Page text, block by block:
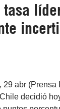
tasa
29 abr (Prensa
decidió